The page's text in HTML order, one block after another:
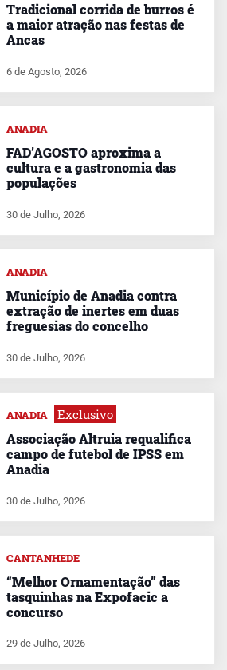
Tradicional corrida de burros é
a maior atração nas festas de
Ancas
6 de Agosto, 2026
ANADIA
FAD’AGOSTO aproxima a
cultura e a gastronomia das
populações
30 de Julho, 2026
ANADIA
Município de Anadia contra
extração de inertes em duas
freguesias do concelho
30 de Julho, 2026
ANADIA Exclusivo
Associação Altruia requalifica
campo de futebol de IPSS em
Anadia
30 de Julho, 2026
CANTANHEDE
“Melhor Ornamentação” das
tasquinhas na Expofacic a
concurso
29 de Julho, 2026